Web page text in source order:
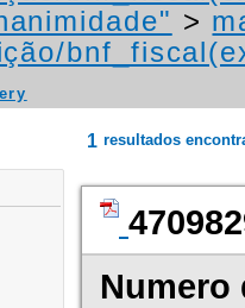
>
1 resultados
Numero